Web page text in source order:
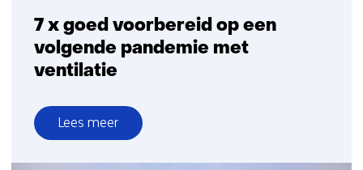
7 x goed voorbereid op een
volgende pandemie met
ventilatie
Lees meer
over
7